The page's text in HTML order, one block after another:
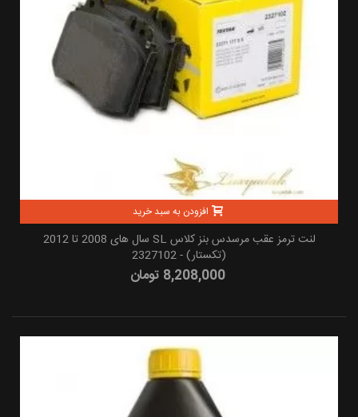
افزودن به سبد خرید
لنت ترمز عقب مرسدس بنز کلاس SL سال های 2008 تا 2012
(تکستار) - 2327102
8,208,000 تومان